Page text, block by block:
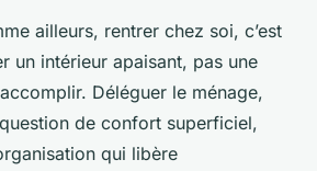
ailleurs, rentrer chez soi, c’est
un intérieur apaisant, pas une
Déléguer le ménage,
de confort superficiel,
qui libère